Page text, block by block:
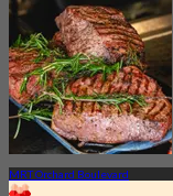
MRT Orchard Boulevard